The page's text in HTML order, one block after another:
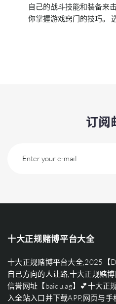
自己的战斗技能和装备来
你掌握游戏窍门的技巧。
订阅
Enter your e-mail
十大正规赌博平台大全
十大正规赌博平台大全,2025【
自己方向的人让路,十大正规赌
信誉网址【baidu.ag】💕十大正
入全站入口并下载APP,网页与